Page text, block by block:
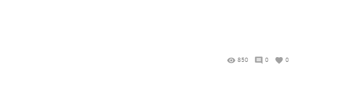
850 0 0